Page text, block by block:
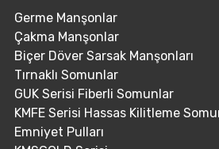
Germe Manşonlar
Çakma Manşonlar
Biçer Döver Sarsak Manşonları
Tırnaklı Somunlar
GUK Serisi Fiberli Somunlar
KMFE Serisi Hassas Kilitleme
Emniyet Pulları